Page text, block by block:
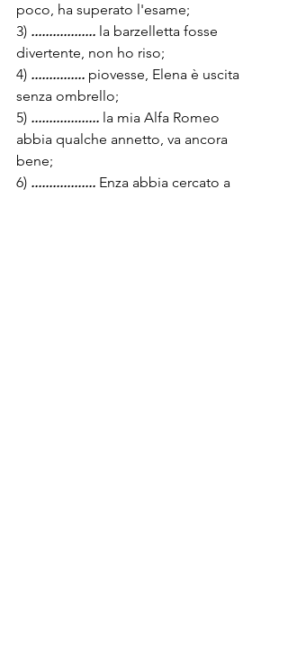
poco, ha superato l'esame;
3) .................. la barzelletta fosse
divertente, non ho riso;
4) ............... piovesse, Elena è uscita
senza ombrello;
5) ................... la mia Alfa Romeo
abbia qualche annetto, va ancora
bene;
6) .................. Enza abbia cercato a